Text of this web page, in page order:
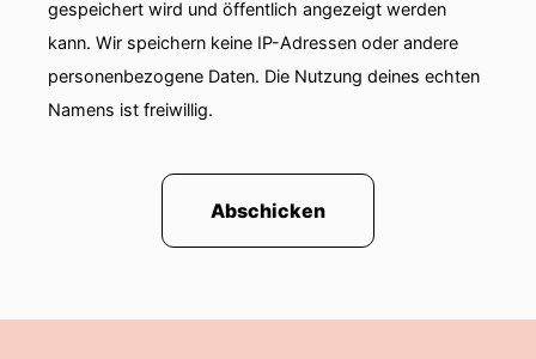
gespeichert wird und öffentlich angezeigt werden
kann. Wir speichern keine IP-Adressen oder andere
personenbezogene Daten. Die Nutzung deines echten
Namens ist freiwillig.
Abschicken